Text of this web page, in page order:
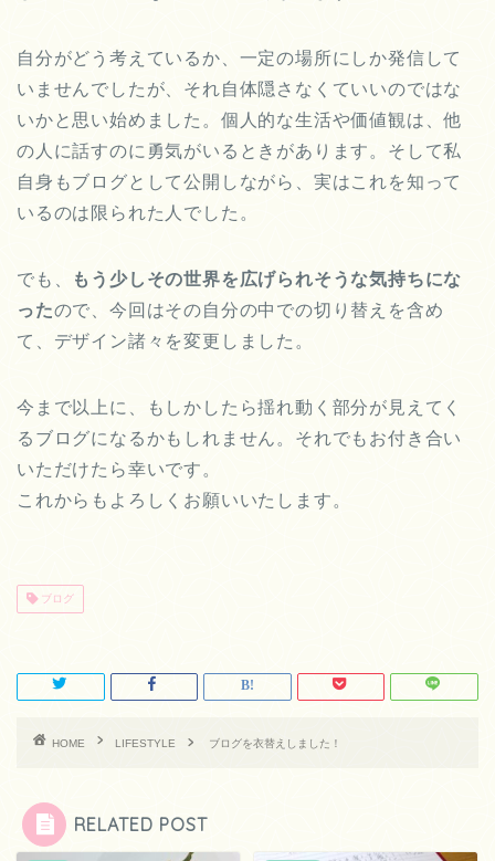
自分がどう考えているか、一定の場所にしか発信して
いませんでしたが、それ自体隠さなくていいのではな
いかと思い始めました。個人的な生活や価値観は、他
の人に話すのに勇気がいるときがあります。そして私
自身もブログとして公開しながら、実はこれを知って
いるのは限られた人でした。
でも、
もう少しその世界を広げられそうな気持ちにな
ったので、今回はその自分の中での切り替えを含め
て、デザイン諸々を変更しました。
今まで以上に、もしかしたら揺れ動く部分が見えてく
るブログになるかもしれません。それでもお付き合い
いただけたら幸いです。
これからもよろしくお願いいたします。
ブログ
HOME LIFESTYLE ブログを衣替えしました！
RELATED POST